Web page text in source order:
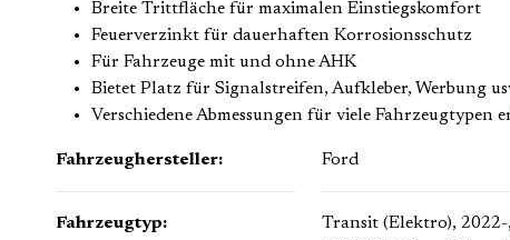
Breite Trittfläche für maximalen Einstiegskomfort
Feuerverzinkt für dauerhaften Korrosionsschutz
Für Fahrzeuge mit und ohne AHK
Bietet Platz für Signalstreifen, Aufkleber, Werbung
Verschiedene Abmessungen für viele Fahrzeugtypen
Fahrzeughersteller: Ford
Fahrzeugtyp: Transit (Elektro),